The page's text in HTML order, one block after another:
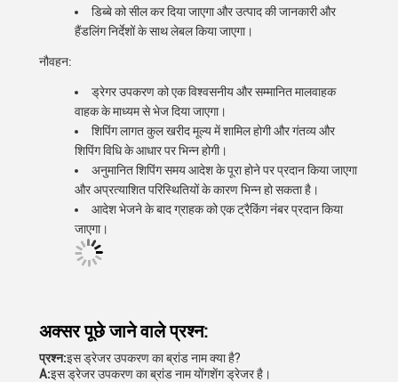
डिब्बे को सील कर दिया जाएगा और उत्पाद की जानकारी और
हैंडलिंग निर्देशों के साथ लेबल किया जाएगा।
नौवहन:
ड्रेगर उपकरण को एक विश्वसनीय और सम्मानित मालवाहक
वाहक के माध्यम से भेज दिया जाएगा।
शिपिंग लागत कुल खरीद मूल्य में शामिल होगी और गंतव्य और
शिपिंग विधि के आधार पर भिन्न होगी।
अनुमानित शिपिंग समय आदेश के पूरा होने पर प्रदान किया जाएगा
और अप्रत्याशित परिस्थितियों के कारण भिन्न हो सकता है।
आदेश भेजने के बाद ग्राहक को एक ट्रैकिंग नंबर प्रदान किया
जाएगा।
अक्सर पूछे जाने वाले प्रश्न:
प्रश्न:इस ड्रेजर उपकरण का ब्रांड नाम क्या है?
A:इस ड्रेजर उपकरण का ब्रांड नाम योंगशेंग ड्रेजर है।